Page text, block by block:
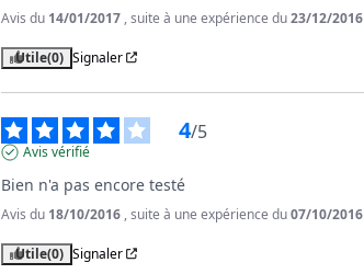
Avis du 14/01/2017 , suite à une expérience du23/12/2016
Utile(0) Signaler
4/5
Avis vérifié
Bien n'a pas encore testé
Avis du 18/10/2016 , suite à une expérience du07/10/2016
Utile(0) Signaler